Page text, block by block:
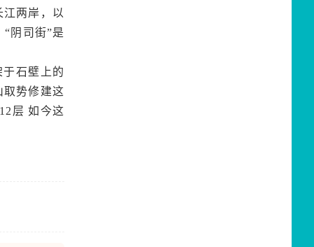
两岸，以
阴司街”是
石壁上的
取势修建这
层 如今这